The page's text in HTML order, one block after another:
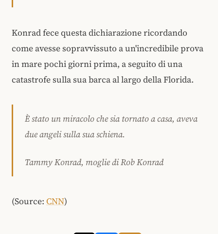
Konrad fece questa dichiarazione ricordando
come avesse sopravvissuto a un'incredibile prova
in mare pochi giorni prima, a seguito di una
catastrofe sulla sua barca al largo della Florida.
È stato un miracolo che sia tornato a casa, aveva
due angeli sulla sua schiena.
Tammy Konrad, moglie di Rob Konrad
(Source: CNN)